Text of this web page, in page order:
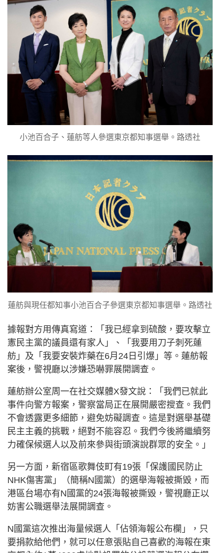
小池百合子、蓮舫等人參選東京都知事選舉。路透社
蓮舫與現任都知事小池百合子參選東京都知事選舉。路透社
據報對方用傳真寫道：「我已經拿到硫酸，要攻擊立
憲民主黨的議員還有家人」、「我要用刀子刺死蓮
舫」及「我要安裝炸藥在6月24日引爆」等。蓮舫報
案後，警視廳以涉嫌恐嚇罪展開調查。
蓮舫辦公室周一在社交媒體X發文說：「我們已就此
事件向警方報案，警察當局正在展開嚴密搜查。我們
不會透露更多細節，避免妨礙調查。這是對選舉基礎
民主主義的挑戰，絕對不能容忍。我們今後將繼續努
力確保候選人以及前來參與街頭演說群眾的安全。」
另一方面，新宿區歌舞伎町有19張「保護國民防止
NHK傷害黨」（簡稱N國黨）的選舉海報被撕毀，而
港區台場亦有N國黨的24張海報被撕毀，警視廳正以
妨害公職選舉法展開調查。
N國黨這次推出海量候選人「佔領海報公布欄」，只
要捐款給他們，就可以任意張貼自己喜歡的海報在東